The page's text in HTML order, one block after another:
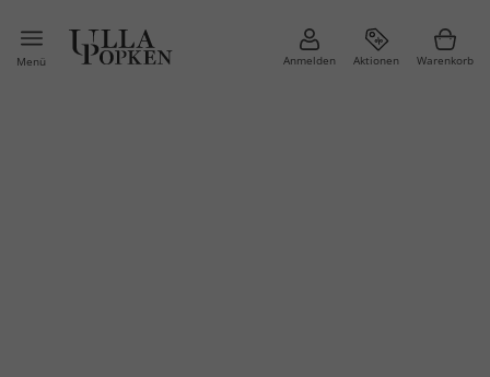
Menü Anmelden Aktionen Warenkorb